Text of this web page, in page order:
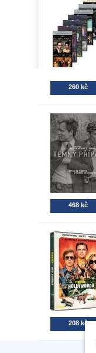
260 kč
468 kč
208 kč